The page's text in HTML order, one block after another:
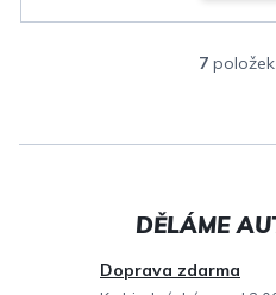
l
7
Doprava zdarma